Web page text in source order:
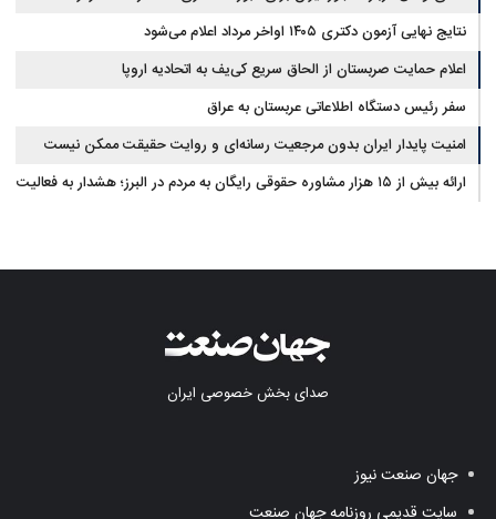
نتایج نهایی آزمون دکتری ۱۴۰۵ اواخر مرداد اعلام می‌شود
اعلام حمایت صربستان از الحاق سریع کی‌یف به اتحادیه اروپا
سفر رئیس دستگاه اطلاعاتی عربستان به عراق
امنیت پایدار ایران بدون مرجعیت رسانه‌ای و روایت حقیقت ممکن نیست
ارائه بیش از ۱۵ هزار مشاوره حقوقی رایگان به مردم در البرز؛ هشدار به فعالیت
صدای بخش خصوصی ایران
جهان صنعت نیوز
سایت قدیمی روزنامه جهان صنعت